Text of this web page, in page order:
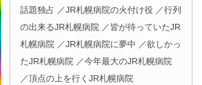
話題独占 ／JR札幌病院の火付け役 ／行列
の出来るJR札幌病院 ／皆が待っていたJR
札幌病院 ／JR札幌病院に夢中 ／欲しかっ
たJR札幌病院 ／今年最大のJR札幌病院
／頂点の上を行くJR札幌病院